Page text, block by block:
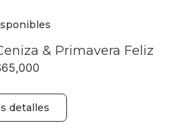
& Primavera Feliz
65,000
detalles